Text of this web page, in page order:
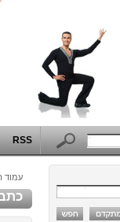
RSS
עמוד